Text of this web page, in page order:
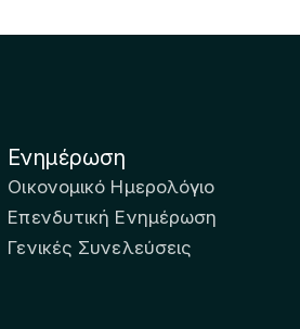
Ενημέρωση
Οικονομικό Ημερολόγιο
Επενδυτική Ενημέρωση
Γενικές Συνελεύσεις